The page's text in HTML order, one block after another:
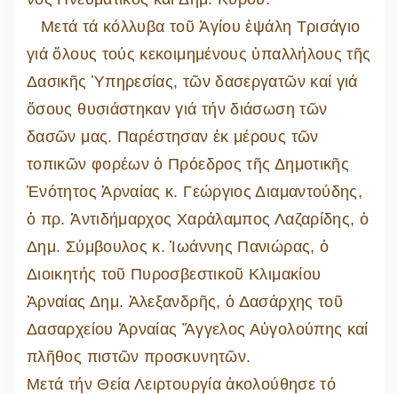
Μετά τά κόλλυβα τοῦ Ἁγίου ἐψάλη Τρισάγιο
γιά ὅλους τούς κεκοιμημένους ὑπαλλήλους τῆς
Δασικῆς Ὑπηρεσίας, τῶν δασεργατῶν καί γιά
ὅσους θυσιάστηκαν γιά τήν διάσωση τῶν
δασῶν μας. Παρέστησαν ἐκ μέρους τῶν
τοπικῶν φορέων ὁ Πρόεδρος τῆς Δημοτικῆς
Ἑνότητος Ἀρναίας κ. Γεώργιος Διαμαντούδης,
ὁ πρ. Ἀντιδήμαρχος Χαράλαμπος Λαζαρίδης, ὁ
Δημ. Σύμβουλος κ. Ἰωάννης Πανιώρας, ὁ
Διοικητής τοῦ Πυροσβεστικοῦ Κλιμακίου
Ἀρναίας Δημ. Ἀλεξανδρῆς, ὁ Δασάρχης τοῦ
Δασαρχείου Ἀρναίας Ἄγγελος Αὐγολούπης καί
πλῆθος πιστῶν προσκυνητῶν.
Μετά τήν Θεία Λειρτουργία ἀκολούθησε τό